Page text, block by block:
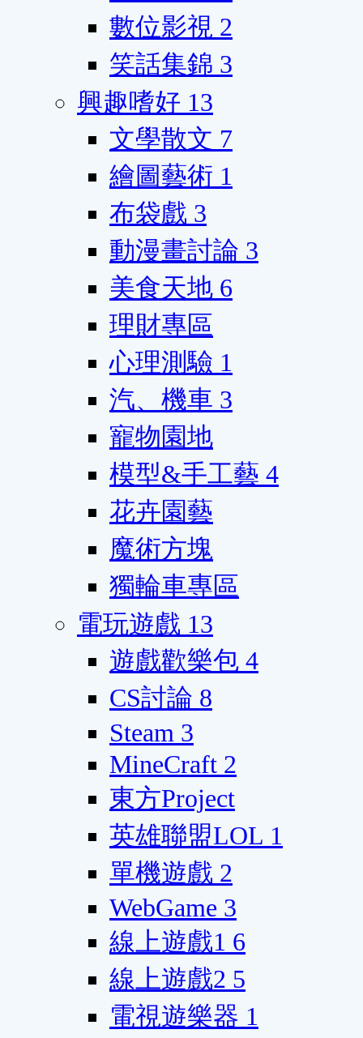
數位影視 2
笑話集錦 3
興趣嗜好 13
文學散文 7
繪圖藝術 1
布袋戲 3
動漫畫討論 3
美食天地 6
理財專區
心理測驗 1
汽、機車 3
寵物園地
模型&手工藝 4
花卉園藝
魔術方塊
獨輪車專區
電玩遊戲 13
遊戲歡樂包 4
CS討論 8
Steam 3
MineCraft 2
東方Project
英雄聯盟LOL 1
單機遊戲 2
WebGame 3
線上遊戲1 6
線上遊戲2 5
電視遊樂器 1